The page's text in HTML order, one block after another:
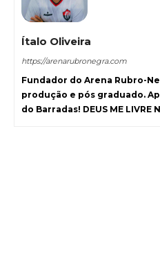
Ítalo Oliveira
https://arenarubronegra.com
Fundador do Arena Rubro-
produção e pós graduado.
do Barradas! DEUS ME LIVRE